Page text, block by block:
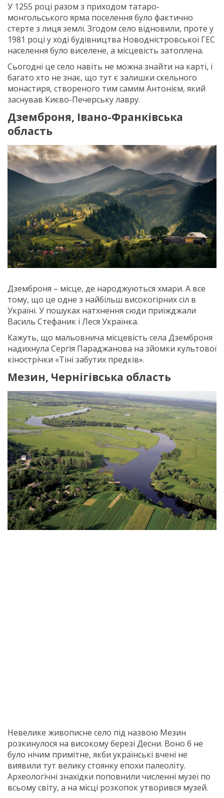
У 1255 році разом з приходом татаро-
монгольського ярма поселення було фактично
стерте з лиця землі. Згодом село відновили, проте у
1981 році у ході будівництва Новодністровської ГЕС
населення було виселене, а місцевість затоплена.
Сьогодні це село навіть не можна знайти на карті, і
багато хто не знає, що тут є залишки скельного
монастиря, створеного тим самим Антонієм, який
заснував Києво-Печерську лавру.
Дземброня, Івано-Франківська
область
Дземброня – місце, де народжуються хмари. А все
тому, що це одне з найбільш високогірних сіл в
Україні. У пошуках натхнення сюди приїжджали
Василь Стефаник і Леся Українка.
Кажуть, що мальовнича місцевість села Дземброня
надихнула Сергія Параджанова на зйомки культової
кінострічки «Тіні забутих предків».
Мезин, Чернігівська область
Невелике живописне село під назвою Мезин
розкинулося на високому березі Десни. Воно б не
було нічим примітне, якби українські вчені не
виявили тут велику стоянку епохи палеоліту.
Археологічні знахідки поповнили численні музеї по
всьому світу, а на місці розкопок утворився музей.